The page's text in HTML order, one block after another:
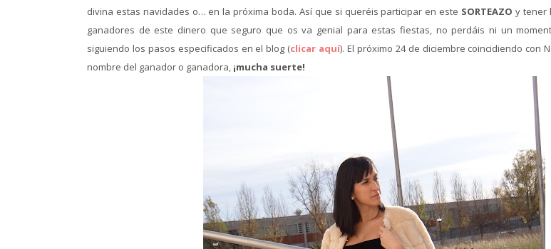
divina estas navidades o… en la próxima boda. Así que si queréis participar en este SORTEAZO y tener
ganadores de este dinero que seguro que os va genial para estas fiestas, no perdáis ni un
siguiendo los pasos especificados en el blog (clicar aquí). El próximo 24 de diciembre coincidiendo con
nombre del ganador o ganadora, ¡mucha suerte!